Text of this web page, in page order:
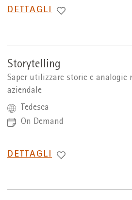
PASSA
DETTAGLI
Storytelling
Saper utilizzare storie e analogie
aziendale
Tedesca
On Demand
PASSA
DETTAGLI